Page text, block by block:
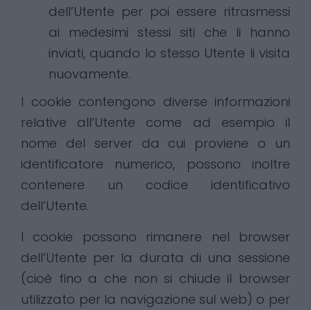
dell’Utente per poi essere ritrasmessi
ai medesimi stessi siti che li hanno
inviati, quando lo stesso Utente li visita
nuovamente.
I cookie contengono diverse informazioni
relative all’Utente come ad esempio il
nome del server da cui proviene o un
identificatore numerico, possono inoltre
contenere un codice identificativo
dell’Utente.
I cookie possono rimanere nel browser
dell’Utente per la durata di una sessione
(cioè fino a che non si chiude il browser
utilizzato per la navigazione sul web) o per